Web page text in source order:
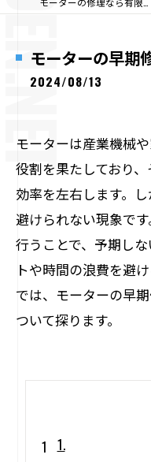
モーターの早期
2024/08/13
モーターは産業機械
役割を果たしており
効率を左右します。
避けられない現象で
行うことで、予期し
トや時間の浪費を避
では、モーターの早
ついて探ります。
1.